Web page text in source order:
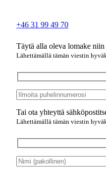
+46 31 99 49 70
Täytä alla oleva lomake
Lähettämällä tämän viestin
Tai ota yhteyttä
Lähettämällä tämän viestin